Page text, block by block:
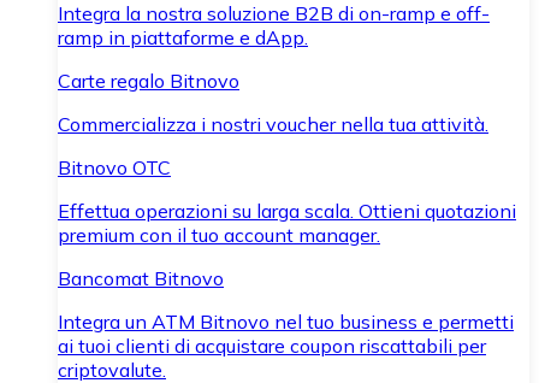
Integra la nostra soluzione B2B di on-ramp e off-
ramp in piattaforme e dApp.
Carte regalo Bitnovo
Commercializza i nostri voucher nella tua attività.
Bitnovo OTC
Effettua operazioni su larga scala. Ottieni quotazioni
premium con il tuo account manager.
Bancomat Bitnovo
Integra un ATM Bitnovo nel tuo business e permetti
ai tuoi clienti di acquistare coupon riscattabili per
criptovalute.